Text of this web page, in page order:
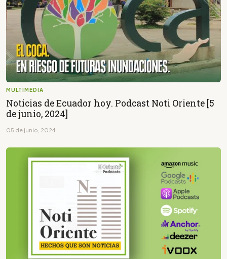
MULTIMEDIA
Noticias de Ecuador hoy. Podcast Noti Oriente [5
de junio, 2024]
05 de junio, 2024